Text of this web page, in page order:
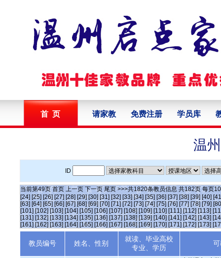
首 页 请家教 免费注册 学员库
温
ID
当前第49页 首页 上一页 下一页 尾页 >>>共1820条教员信息 共182页 每页10
[24] [25] [26] [27] [28] [29] [30] [31] [32] [33] [34] [35] [36] [37] [38] [39] [40]
[63] [64] [65] [66] [67] [68] [69] [70] [71] [72] [73] [74] [75] [76] [77] [78] [79]
[101] [102] [103] [104] [105] [106] [107] [108] [109] [110] [111] [112] [113]
[131] [132] [133] [134] [135] [136] [137] [138] [139] [140] [141] [142] [143]
[161] [162] [163] [164] [165] [166] [167] [168] [169] [170] [171] [172] [173]
教员编号 姓名、性别
就读、毕业高校
专业、学历